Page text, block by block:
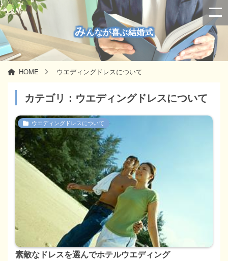
みんなが喜ぶ結婚式
HOME ウエディングドレスについて
カテゴリ：ウエディングドレスについて
ウエディングドレスについて
素敵なドレスを選んでホテルウエディング